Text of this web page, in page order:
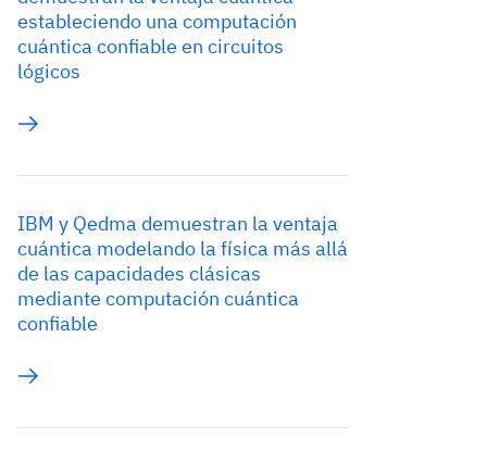
estableciendo una computación
cuántica confiable en circuitos
lógicos
IBM y Qedma demuestran la ventaja
cuántica modelando la física más allá
de las capacidades clásicas
mediante computación cuántica
confiable